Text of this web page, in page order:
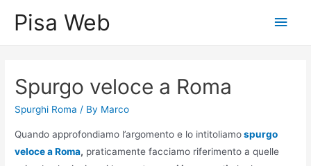
Pisa Web
Main
Spurgo veloce a Roma
Spurghi Roma / By Marco
Quando approfondiamo l’argomento e lo intitoliamospurgo
veloce a Roma, praticamente facciamo riferimento a quelle